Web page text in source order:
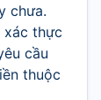
chưa.
xác thực
cầu
thuộc